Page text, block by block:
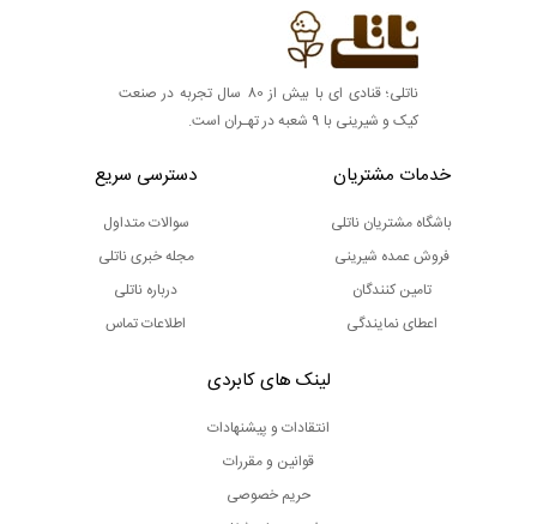
ناتلی؛ قنادی ای با بیش از 80 سال تجربه در صنعت
کیک و شیرینی با 9 شعبه در تهـران است.
خدمات مشتریان
باشگاه مشتریان ناتلی
فروش عمده شیرینی
تامین کنندگان
اعطای نمایندگی
دسترسی سریع
سوالات متداول
مجله خبری ناتلی
درباره ناتلی
اطلاعات تماس
لینک های کابردی
انتقادات و پیشنهادات
قوانین و مقررات
حریم خصوصی